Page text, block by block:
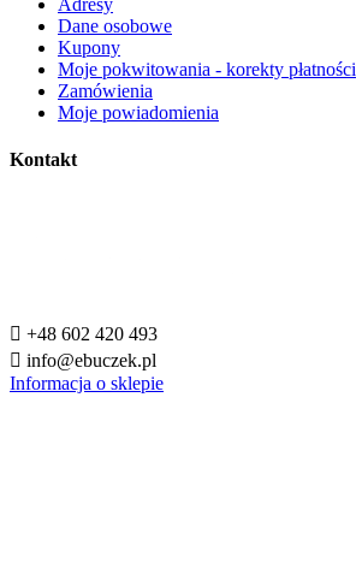
Dane osobowe
Kupony
Moje pokwitowania - korekty płatności
Zamówienia
Moje powiadomienia
Kontakt
 +48 602 420 493
 info@ebuczek.pl
Informacja o sklepie